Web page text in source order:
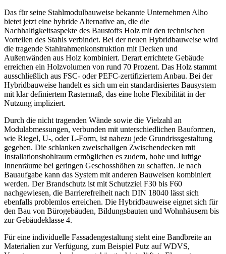
Das für seine Stahlmodulbauweise bekannte Unternehmen Alho
bietet jetzt eine hybride Alternative an, die die
Nachhaltigkeitsaspekte des Baustoffs Holz mit den technischen
Vorteilen des Stahls verbindet. Bei der neuen Hybridbauweise wird
die tragende Stahlrahmenkonstruktion mit Decken und
Außenwänden aus Holz kombiniert. Derart errichtete Gebäude
erreichen ein Holzvolumen von rund 70 Prozent. Das Holz stammt
ausschließlich aus FSC- oder PEFC-zertifiziertem Anbau. Bei der
Hybridbauweise handelt es sich um ein standardisiertes Bausystem
mit klar definiertem Rastermaß, das eine hohe Flexibilität in der
Nutzung impliziert.
Durch die nicht tragenden Wände sowie die Vielzahl an
Modulabmessungen, verbunden mit unterschiedlichen Bauformen,
wie Riegel, U-, oder L-Form, ist nahezu jede Grundrissgestaltung
gegeben. Die schlanken zweischaligen Zwischendecken mit
Installationshohlraum ermöglichen es zudem, hohe und luftige
Innenräume bei geringen Geschosshöhen zu schaffen. Je nach
Bauaufgabe kann das System mit anderen Bauweisen kombiniert
werden. Der Brandschutz ist mit Schutzziel F30 bis F60
nachgewiesen, die Barrierefreiheit nach DIN 18040 lässt sich
ebenfalls problemlos erreichen. Die Hybridbauweise eignet sich für
den Bau von Bürogebäuden, Bildungsbauten und Wohnhäusern bis
zur Gebäudeklasse 4.
Für eine individuelle Fassadengestaltung steht eine Bandbreite an
Materialien zur Verfügung, zum Beispiel Putz auf WDVS,